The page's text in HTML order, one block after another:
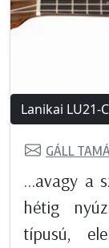
Lanikai LU21-
GÁLL
...avagy a
hétig
típusú,